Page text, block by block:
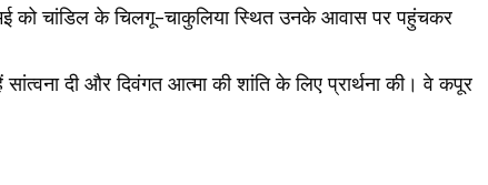
को चांडिल के चिलगू-चाकुलिया स्थित उनके आवास पर पहुंचकर
दी और दिवंगत आत्मा की शांति के लिए प्रार्थना की। वे कपूर